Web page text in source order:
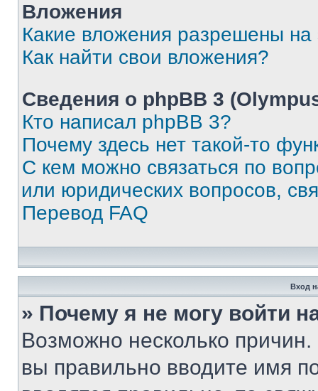
Вложения
Какие вложения разрешены
Как найти свои вложения?
Сведения о phpBB 3
Кто написал phpBB 3?
Почему здесь нет такой-то
С кем можно связаться по
или юридических вопросов,
Перевод FAQ
Вход
» Почему я не могу войти
Возможно несколько
вы правильно вводите имя